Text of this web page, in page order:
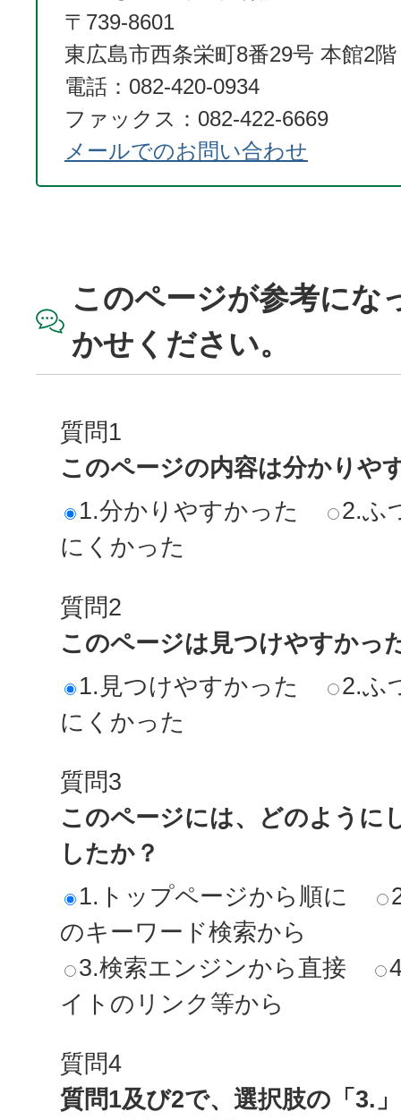
〒739-8601
東広島市西条栄町8番29号 本館2階
電話：082-420-0934
ファックス：082-422-6669
メールでのお問い合わせ
このページが参考にな
かせください。
質問1
このページの内容は分かりや
1.分かりやすかった
2.ふ
にくかった
質問2
このページは見つけやすかっ
1.見つけやすかった
2.ふ
にくかった
質問3
このページには、どのように
したか？
1.トップページから順に
のキーワード検索から
3.検索エンジンから直接
イトのリンク等から
質問4
質問1及び2で、選択肢の「3.